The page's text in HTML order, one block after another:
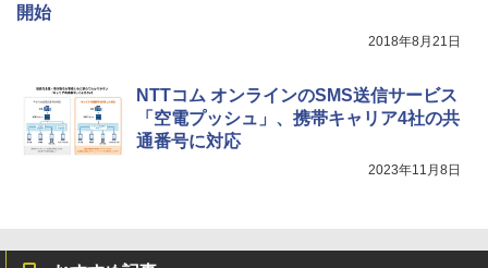
開始
2018年8月21日
NTTコム オンラインのSMS送信サービス
「空電プッシュ」、携帯キャリア4社の共
通番号に対応
2023年11月8日